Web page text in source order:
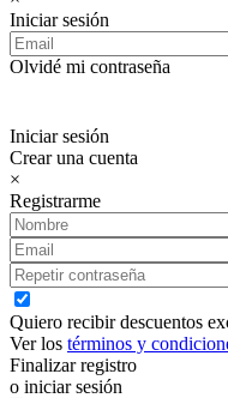
Iniciar sesión
Olvidé mi contraseña
Iniciar sesión
Crear una cuenta
×
Registrarme
Quiero recibir descuentos
Ver los términos y
Finalizar registro
o iniciar sesión